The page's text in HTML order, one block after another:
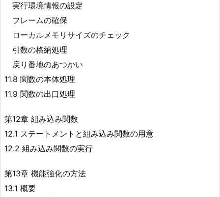
実行環境情報の設定
フレームの確保
ローカルメモリサイズのチェック
引数の格納処理
戻り番地のあつかい
11.8 関数の本体処理
11.9 関数の出口処理
第12章 組み込み関数
12.1 ステートメントと組み込み関数の用意
12.2 組み込み関数の実行
第13章 機能強化の方法
13.1 概要